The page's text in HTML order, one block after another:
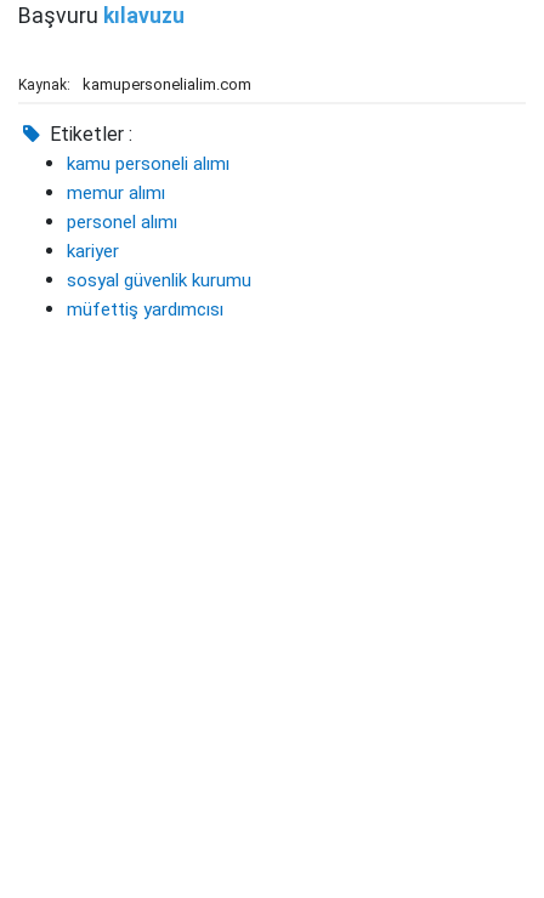
Başvuru kılavuzu
Kaynak: kamupersonelialim.com
Etiketler :
kamu personeli alımı
memur alımı
personel alımı
kariyer
sosyal güvenlik kurumu
müfettiş yardımcısı